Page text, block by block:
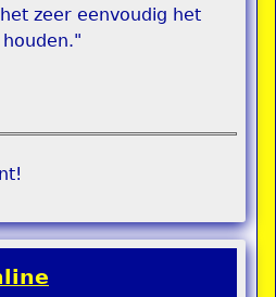
zeer eenvoudig het